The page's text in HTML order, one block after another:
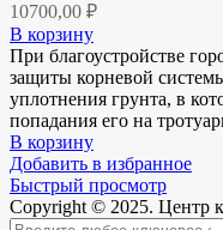
10700,00 ₽
В корзину
При благоустройстве
защиты корневой
уплотнения грунта, в
попадания его на
В корзину
Добавить в избранное
Быстрый просмотр
Copyright © 2025. Центр